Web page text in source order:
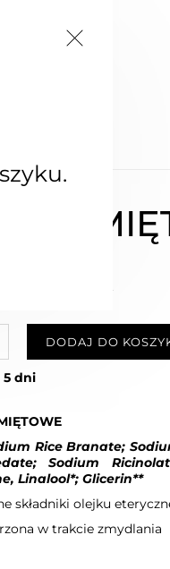
KOSZYKU :)
DODAJ DO
5 dni
Rice Branate;
Sodium
Linalool*; Glicerin**
składniki olejku
w trakcie zmydlania